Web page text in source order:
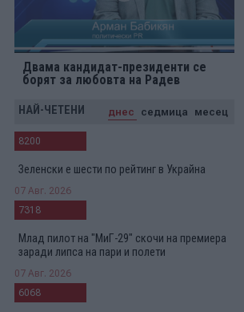
Двама кандидат-президенти се
борят за любовта на Радев
НАЙ-ЧЕТЕНИ днес седмица месец
8200
Зеленски е шести по рейтинг в Украйна
07 Авг. 2026
7318
Млад пилот на "МиГ-29" скочи на премиера
заради липса на пари и полети
07 Авг. 2026
6068